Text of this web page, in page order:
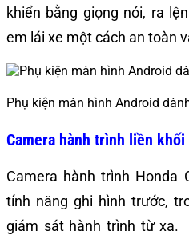
khiển bằng giọng nói, ra
em lái xe một cách an toàn
Phụ kiện màn hình Android
Camera hành trình liền khối
Camera hành trình Honda
tính năng ghi hình trước,
giám sát hành trình từ xa.